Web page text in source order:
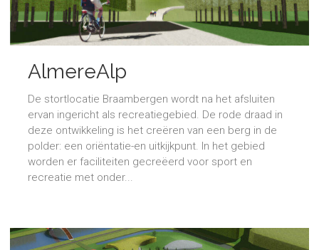
AlmereAlp
De stortlocatie Braambergen wordt na het afsluiten
ervan ingericht als recreatiegebied. De rode draad in
deze ontwikkeling is het creëren van een berg in de
polder: een oriëntatie-en uitkijkpunt. In het gebied
worden er faciliteiten gecreëerd voor sport en
recreatie met onder...